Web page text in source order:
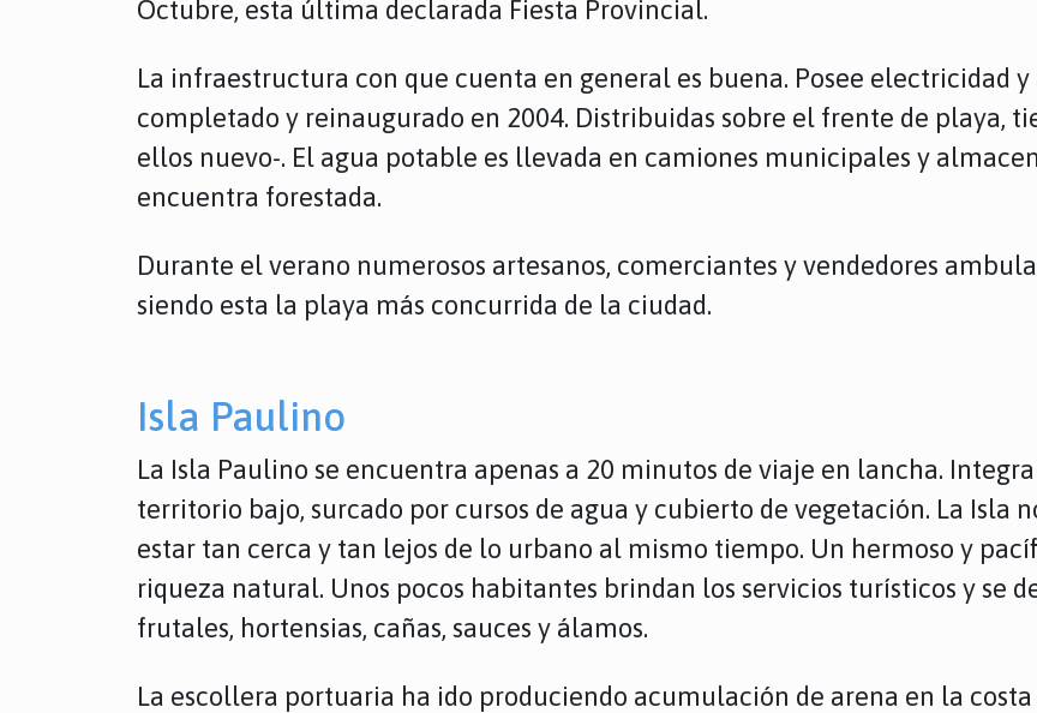
Octubre, esta última declarada Fiesta Provincial.
La infraestructura con que cuenta en general es buena. Posee electricidad
completado y reinaugurado en 2004. Distribuidas sobre el frente de playa,
ellos nuevo-. El agua potable es llevada en camiones municipales y
encuentra forestada.
Durante el verano numerosos artesanos, comerciantes y vendedores
siendo esta la playa más concurrida de la ciudad.
Isla Paulino
La Isla Paulino se encuentra apenas a 20 minutos de viaje en lancha.
territorio bajo, surcado por cursos de agua y cubierto de vegetación. La Isla
estar tan cerca y tan lejos de lo urbano al mismo tiempo. Un hermoso y
riqueza natural. Unos pocos habitantes brindan los servicios turísticos y se
frutales, hortensias, cañas, sauces y álamos.
La escollera portuaria ha ido produciendo acumulación de arena en la